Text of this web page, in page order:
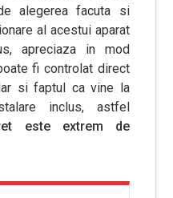
alegerea facuta si
al acestui aparat
apreciaza in mod
fi controlat direct
si faptul ca vine la
inclus, astfel
este extrem de